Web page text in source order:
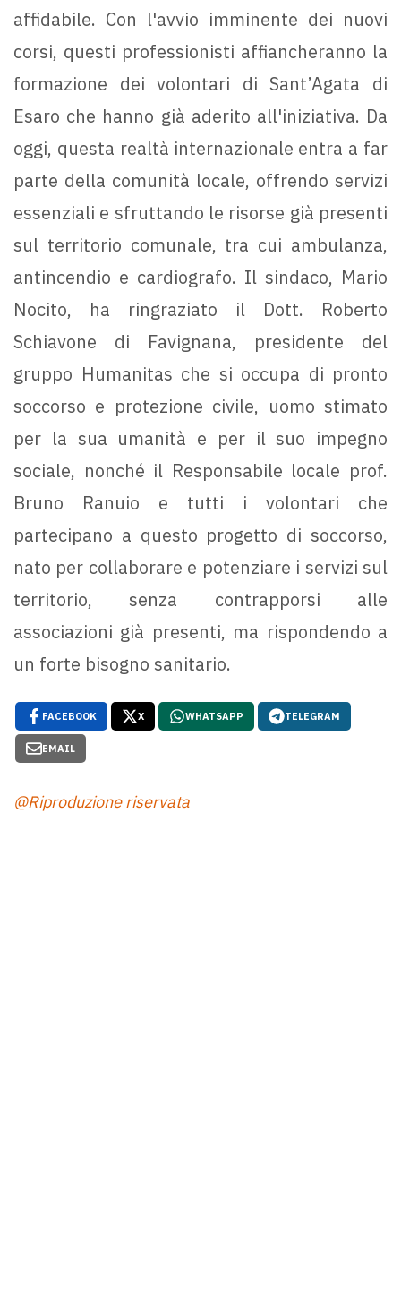
affidabile. Con l'avvio imminente dei nuovi
corsi, questi professionisti affiancheranno la
formazione dei volontari di Sant’Agata di
Esaro che hanno già aderito all'iniziativa. Da
oggi, questa realtà internazionale entra a far
parte della comunità locale, offrendo servizi
essenziali e sfruttando le risorse già presenti
sul territorio comunale, tra cui ambulanza,
antincendio e cardiografo. Il sindaco, Mario
Nocito, ha ringraziato il Dott. Roberto
Schiavone di Favignana, presidente del
gruppo Humanitas che si occupa di pronto
soccorso e protezione civile, uomo stimato
per la sua umanità e per il suo impegno
sociale, nonché il Responsabile locale prof.
Bruno Ranuio e tutti i volontari che
partecipano a questo progetto di soccorso,
nato per collaborare e potenziare i servizi sul
territorio, senza contrapporsi alle
associazioni già presenti, ma rispondendo a
un forte bisogno sanitario.
FACEBOOK X WHATSAPP TELEGRAM
EMAIL
@Riproduzione riservata